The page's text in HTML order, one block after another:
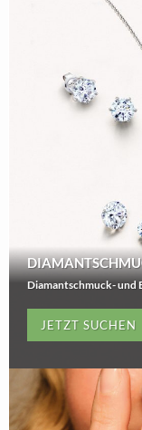
Diamantschmuck- und
JETZT SUCHEN